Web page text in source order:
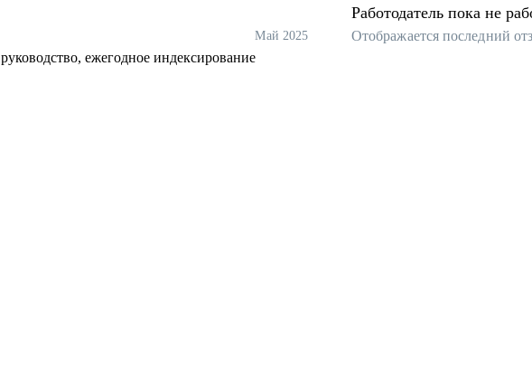
Май 2025
ежегодное индексирование
Работодатель пока не
Отображается последний